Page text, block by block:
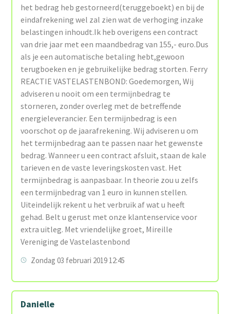
het bedrag heb gestorneerd(teruggeboekt) en bij de
eindafrekening wel zal zien wat de verhoging inzake
belastingen inhoudt.Ik heb overigens een contract
van drie jaar met een maandbedrag van 155,- euro.Dus
als je een automatische betaling hebt,gewoon
terugboeken en je gebruikelijke bedrag storten. Ferry
REACTIE VASTELASTENBOND: Goedemorgen, Wij
adviseren u nooit om een termijnbedrag te
storneren, zonder overleg met de betreffende
energieleverancier. Een termijnbedrag is een
voorschot op de jaarafrekening. Wij adviseren u om
het termijnbedrag aan te passen naar het gewenste
bedrag. Wanneer u een contract afsluit, staan de kale
tarieven en de vaste leveringskosten vast. Het
termijnbedrag is aanpasbaar. In theorie zou u zelfs
een termijnbedrag van 1 euro in kunnen stellen.
Uiteindelijk rekent u het verbruik af wat u heeft
gehad. Belt u gerust met onze klantenservice voor
extra uitleg. Met vriendelijke groet, Mireille
Vereniging de Vastelastenbond
Zondag 03 februari 2019 12:45
Danielle